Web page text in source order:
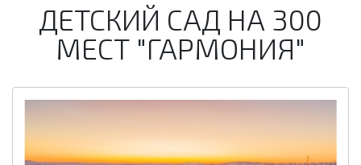
ДЕТСКИЙ САД НА 300
МЕСТ "ГАРМОНИЯ"